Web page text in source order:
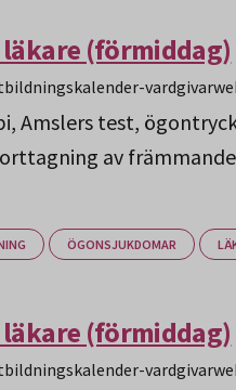
(förmiddag)
Amslers test,
av
ÖGONSJUKDOMAR
(förmiddag)